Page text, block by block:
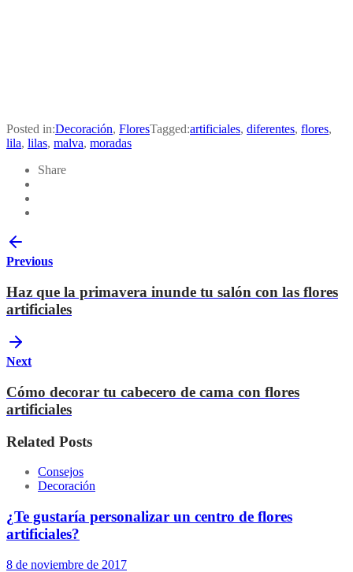
Posted in:Decoración, FloresTagged:artificiales, diferentes, flores,
lila, lilas, malva, moradas
Share
Previous
Haz que la primavera inunde tu salón con las flores
artificiales
Next
Cómo decorar tu cabecero de cama con flores
artificiales
Related Posts
Consejos
Decoración
¿Te gustaría personalizar un centro de flores
artificiales?
8 de noviembre de 2017